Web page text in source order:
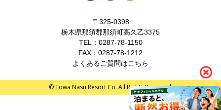
〒325-0398
栃木県那須郡那須町高久乙3375
TEL： 0287-78-1150
FAX：0287-78-1212
よくあるご質問はこちら
© Towa Nasu Resort Co. All Rights Reserved.